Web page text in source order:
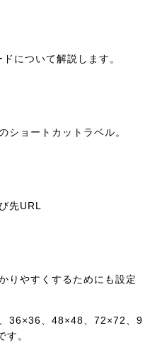
について解説します。
ショートカットラベル。
先URL
りやすくするためにも設定
36×36、48×48、72×72、9
。